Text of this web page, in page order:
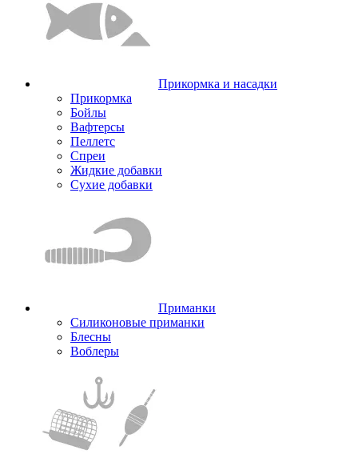
Прикормка и насадки
Прикормка
Бойлы
Вафтерсы
Пеллетс
Спреи
Жидкие добавки
Сухие добавки
Приманки
Силиконовые приманки
Блесны
Воблеры